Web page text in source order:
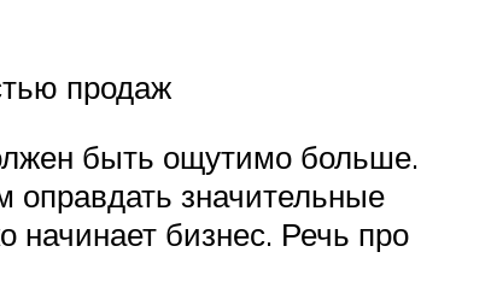
продаж
быть ощутимо больше.
оправдать значительные
начинает бизнес. Речь про